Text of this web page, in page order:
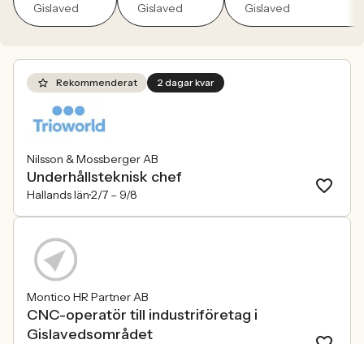
Gislaved Gislaved Gislaved
Rekommenderat 2 dagar kvar
Nilsson & Mossberger AB
Underhållsteknisk chef
Hallands län2/7 – 9/8
Montico HR Partner AB
CNC-operatör till industriföretag i
Gislavedsområdet